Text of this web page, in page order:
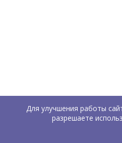
Для улучшения работы
разрешаете